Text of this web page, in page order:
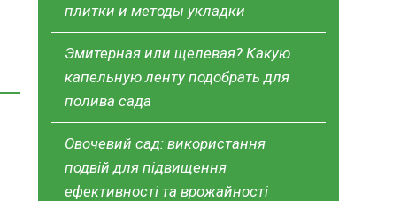
плитки и методы укладки
Эмитерная или щелевая? Какую
капельную ленту подобрать для
полива сада
Овочевий сад: використання
подвій для підвищення
ефективності та врожайності